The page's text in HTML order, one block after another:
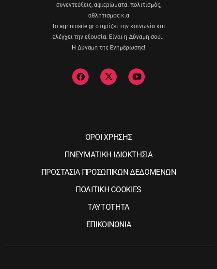
συνεντεύξεις, αφιερώματα. πολιτισμός,
αθλητισμός κ.α
Το agriniosite.gr στηρίζει την κοινωνία και
ελέγχει την εξουσία. Είναι η Δύναμη σου…
Η Δύναμη της Ενημέρωσης!
ΟΡΟΙ ΧΡΗΣΗΣ
ΠΝΕΥΜΑΤΙΚΗ ΙΔΙΟΚΤΗΣΙΑ
ΠΡΟΣΤΑΣΙΑ ΠΡΟΣΩΠΙΚΩΝ ΔΕΔΟΜΕΝΩΝ
ΠΟΛΙΤΙΚΗ COOKIES
ΤΑΥΤΟΤΗΤΑ
ΕΠΙΚΟΙΝΩΝΙΑ